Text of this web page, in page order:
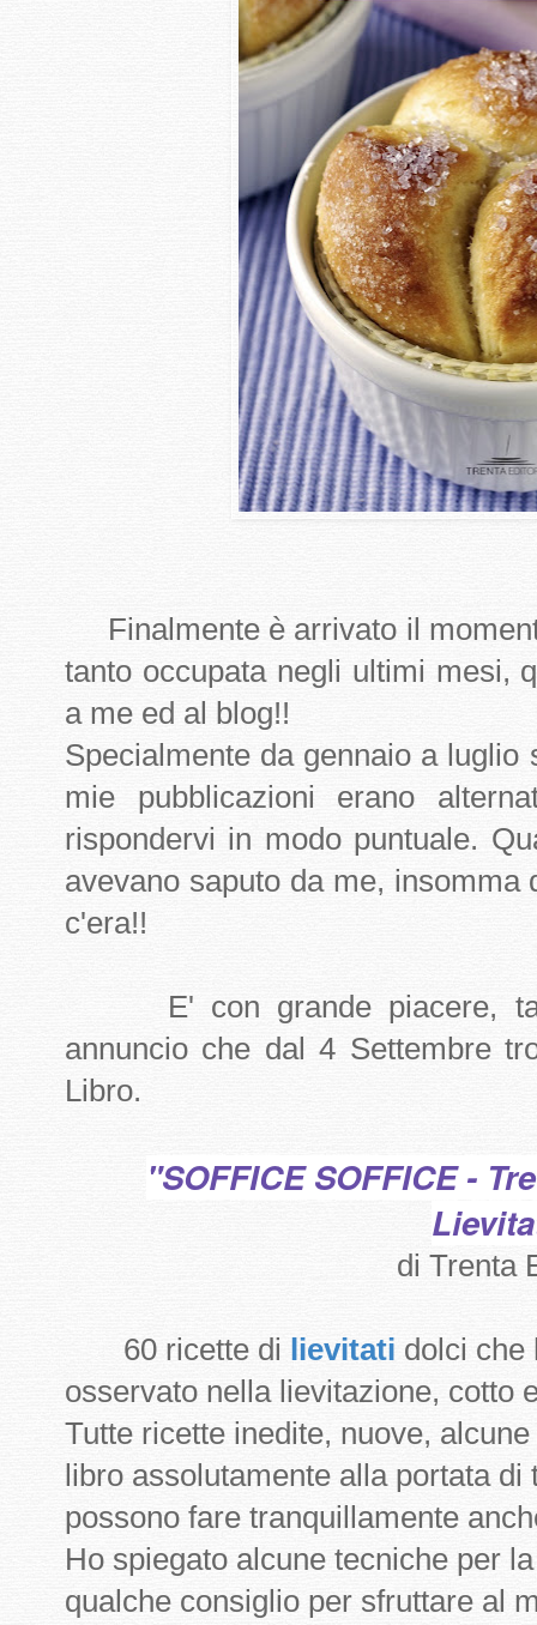
Finalmente è arrivato il
tanto occupata negli ultimi mesi,
a me ed al blog!!
Specialmente da gennaio a luglio
mie pubblicazioni erano
rispondervi in modo puntuale.
avevano saputo da me,
c'era!!
E' con grande piacere,
annuncio che dal 4 Settembre
Libro.
"SOFFICE SOFFICE -
di Trenta
60 ricette di lievitati dolci che
osservato nella lievitazione, cotto
Tutte ricette inedite, nuove,
libro assolutamente alla portata
possono fare tranquillamente
Ho spiegato alcune tecniche per
qualche consiglio per sfruttare al